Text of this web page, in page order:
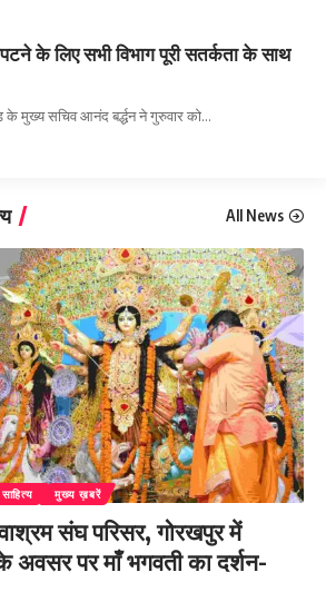
के लिए सभी विभाग पूरी सतर्कता के साथ
मुख्य सचिव आनंद बर्द्धन ने गुरुवार को…
All News
मुख्य ख़बरें
संघ परिसर, गोरखपुर में
अवसर पर माँ भगवती का दर्शन-